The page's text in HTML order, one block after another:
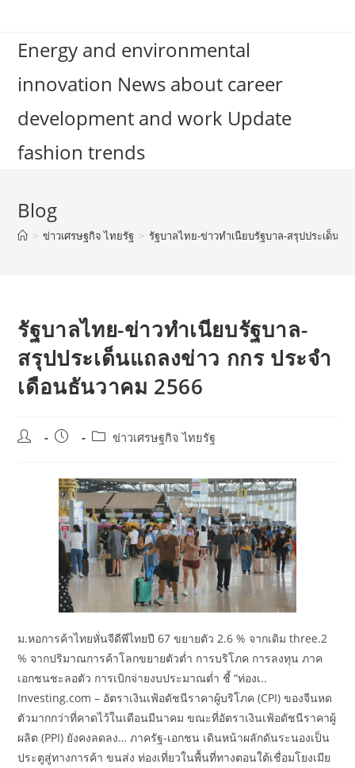
contentEnergy and environmental
innovation News about career
development and work Update
fashion trends
Blog
> ข่าวเศรษฐกิจ ไทยรัฐ > รัฐบาลไทย-ข่าวทำเนียบรัฐบาล-สรุปประเด็นแ
รัฐบาลไทย-ข่าวทำเนียบรัฐบาล-
สรุปประเด็นแถลงข่าว กกร ประจำ
เดือนธันวาคม 2566
Post
Post
Postข่าวเศรษฐกิจ ไทยรัฐ
ม.หอการค้าไทยหั่นจีดีพีไทยปี 67 ขยายตัว 2.6 % จากเดิม three.2
% จากปริมาณการค้าโลกขยายตัวต่ำ การบริโภค การลงทุน ภาค
เอกชนชะลอตัว การเบิกจ่ายงบประมาณต่ำ ชี้ “ท่องเ..
Investing.com – อัตราเงินเฟ้อดัชนีราคาผู้บริโภค (CPI) ของจีนหด
ตัวมากกว่าที่คาดไว้ในเดือนมีนาคม ขณะที่อัตราเงินเฟ้อดัชนีราคาผู้
ผลิต (PPI) ยังคงลดลง… ภาครัฐ-เอกชน เดินหน้าผลักดันระนองเป็น
ประตูสู่ทางการค้า ขนส่ง ท่องเที่ยวในพื้นที่ทางตอนใต้เชื่อมโยงเมีย